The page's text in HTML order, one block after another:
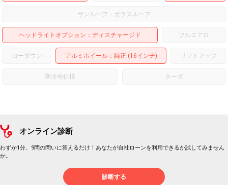
サンルーフ・ガラスルーフ
ヘッドライトオプション ディスチャージド フルエアロ
ローダウン アルミホイール：純正 (16インチ) リフトアップ
寒冷地仕様 ターボ
オンライン診断
わずか1分、9問の問いに答えるだけ！あなたが自社ローンを利用できるか試してみません
か。
診断する